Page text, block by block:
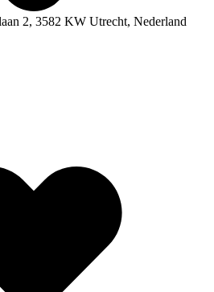
2, 3582 KW Utrecht, Nederland